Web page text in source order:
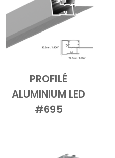
Add to Cart
Vue
PROFILÉ
ALUMINIUM LED
#695